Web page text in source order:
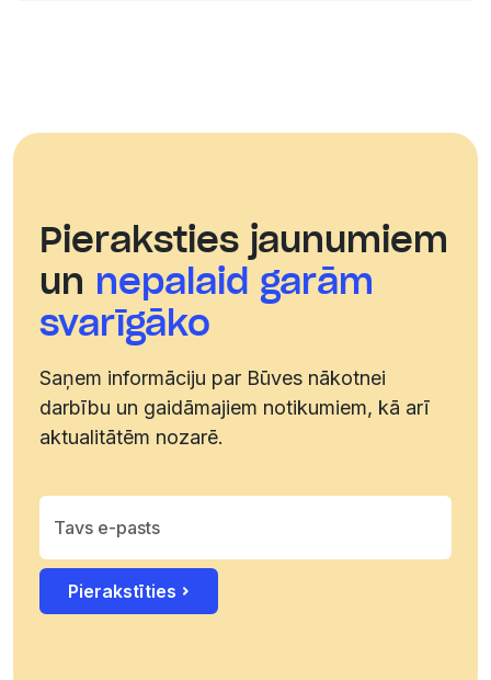
Pieraksties jaunumiem
un nepalaid garām
svarīgāko
Saņem informāciju par Būves nākotnei
darbību un gaidāmajiem notikumiem, kā arī
aktualitātēm nozarē.
Pierakstīties